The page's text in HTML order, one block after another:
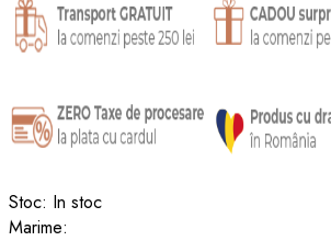
Stoc: In stoc
Marime: